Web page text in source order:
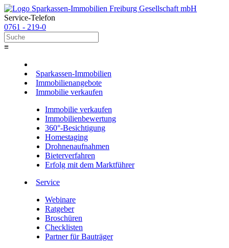
Service-Telefon
0761 - 219-0
≡
Sparkassen-Immobilien
Immobilienangebote
Immobilie verkaufen
Immobilie verkaufen
Immobilienbewertung
360°-Besichtigung
Homestaging
Drohnenaufnahmen
Bieterverfahren
Erfolg mit dem Marktführer
Service
Webinare
Ratgeber
Broschüren
Checklisten
Partner für Bauträger